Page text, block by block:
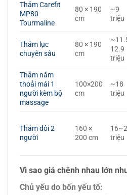
Thảm Carefit
MP80
Tourmaline
80 × 190
cm
~9
triệu
Thảm lục
chuyên sâu
80 × 190
cm
12.9
triệu
Thảm nằm
thoải mái 1
người kèm bộ
massage
100×200
cm
~18
triệu
Thảm đôi 2
người
160 ×
200 cm
triệu
Vì sao giá chênh nhau lớn
Chủ yếu do bốn yếu tố: